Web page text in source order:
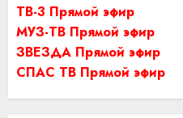
ТВ-3 Прямой эфир
МУЗ-ТВ Прямой эфир
ЗВЕЗДА Прямой эфир
СПАС ТВ Прямой эфир